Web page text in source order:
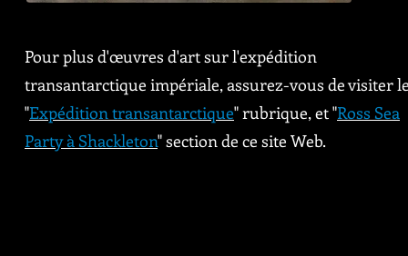
Pour plus d'œuvres d'art sur l'expédition
transantarctique impériale, assurez-vous de visiter
"Expédition transantarctique" rubrique, et "Ross Sea
Party à Shackleton" section de ce site Web.